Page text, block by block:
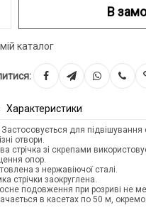
В
каталог
Характеристики
Застосовується для
отвори.
стрічка зі скрепами
опор.
з нержавіючої сталі.
стрічки заокруглена.
подовження при розриві не
в касетах по 50 м,